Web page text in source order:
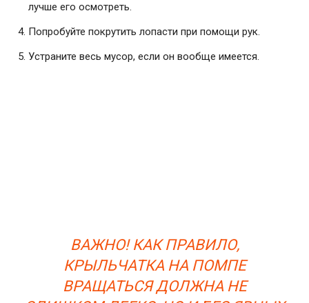
лучше его осмотреть.
Попробуйте покрутить лопасти при помощи рук.
Устраните весь мусор, если он вообще имеется.
ВАЖНО! КАК ПРАВИЛО,
КРЫЛЬЧАТКА НА ПОМПЕ
ВРАЩАТЬСЯ ДОЛЖНА НЕ